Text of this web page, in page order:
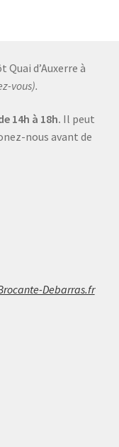
Quai d’Auxerre à
vous).
14h à 18h. Il peut
nous avant de
Debarras.fr